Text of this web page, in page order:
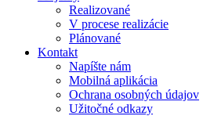
Realizované
V procese realizácie
Plánované
Kontakt
Napíšte nám
Mobilná aplikácia
Ochrana osobných údajov
Užitočné odkazy